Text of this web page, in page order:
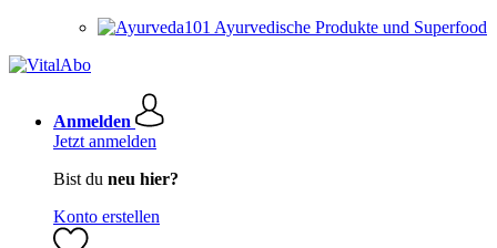
Ayurvedische Produkte und Superfood
Anmelden
Jetzt anmelden
Bist du neu hier?
Konto erstellen